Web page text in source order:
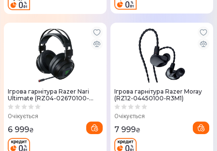
Ігрова гарнітура Razer Nari
Ultimate (RZ04-02670100-
R3M1)
Очікується
6 999₴
Ігрова гарнітура Razer Moray
(RZ12-04450100-R3M1)
Очікується
7 999₴